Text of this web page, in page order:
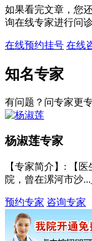
如果看完文章，您
询在线专家进行问诊
在线预约挂号 在线
知名专家
有问题？问专家更
杨淑莲专家
【专家简介】 : 【医
院，曾在漯河市沙...
预约专家 咨询专家